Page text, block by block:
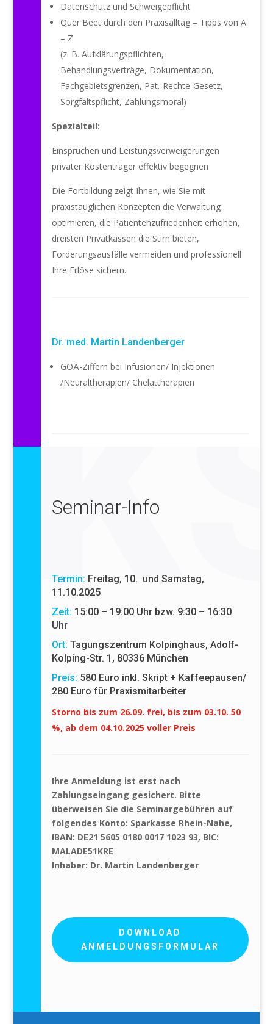
Datenschutz und Schweigepflicht
Quer Beet durch den Praxisalltag – Tipps von A
– Z
(z. B. Aufklärungspflichten,
Behandlungsverträge, Dokumentation,
Fachgebietsgrenzen, Pat.-Rechte-Gesetz,
Sorgfaltspflicht, Zahlungsmoral)
Spezialteil:
Einsprüchen und Leistungsverweigerungen
privater Kostenträger effektiv begegnen
Die Fortbildung zeigt Ihnen, wie Sie mit
praxistauglichen Konzepten die Verwaltung
optimieren, die Patientenzufriedenheit erhöhen,
dreisten Privatkassen die Stirn bieten,
Forderungsausfälle vermeiden und professionell
Ihre Erlöse sichern.
Dr. med. Martin Landenberger
GOÄ-Ziffern bei Infusionen/ Injektionen
/Neuraltherapien/ Chelattherapien
Seminar-Info
Termin: Freitag, 10. und Samstag,
11.10.2025
Zeit: 15:00 – 19:00 Uhr bzw. 9:30 – 16:30
Uhr
Ort:Tagungszentrum Kolpinghaus, Adolf-
Kolping-Str. 1, 80336 München
Preis: 580 Euro inkl. Skript + Kaffeepausen/
280 Euro für Praxismitarbeiter
Storno bis zum 26.09. frei, bis zum 03.10. 50
%, ab dem 04.10.2025 voller Preis
Ihre Anmeldung ist erst nach
Zahlungseingang gesichert. Bitte
überweisen Sie die Seminargebühren auf
folgendes Konto: Sparkasse Rhein-Nahe,
IBAN: DE21 5605 0180 0017 1023 93, BIC:
MALADE51KRE
Inhaber: Dr. Martin Landenberger
DOWNLOAD
ANMELDUNGSFORMULAR